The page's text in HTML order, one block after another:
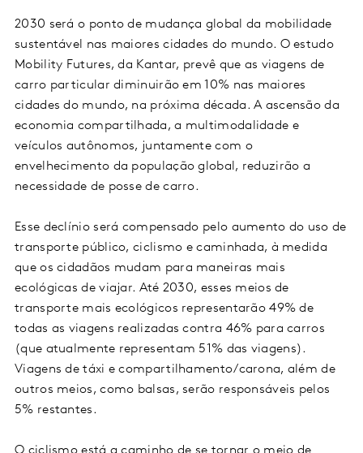
2030 será o ponto de mudança global da mobilidade
sustentável nas maiores cidades do mundo. O estudo
Mobility Futures, da Kantar, prevê que as viagens de
carro particular diminuirão em 10% nas maiores
cidades do mundo, na próxima década. A ascensão da
economia compartilhada, a multimodalidade e
veículos autônomos, juntamente com o
envelhecimento da população global, reduzirão a
necessidade de posse de carro.
Esse declínio será compensado pelo aumento do uso de
transporte público, ciclismo e caminhada, à medida
que os cidadãos mudam para maneiras mais
ecológicas de viajar. Até 2030, esses meios de
transporte mais ecológicos representarão 49% de
todas as viagens realizadas contra 46% para carros
(que atualmente representam 51% das viagens).
Viagens de táxi e compartilhamento/carona, além de
outros meios, como balsas, serão responsáveis pelos
5% restantes.